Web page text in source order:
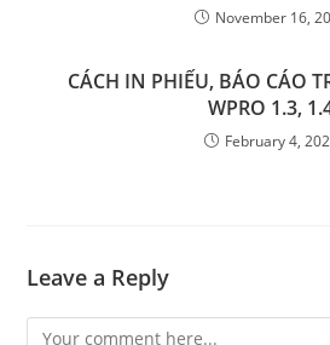
November 16,
CÁCH IN PHIẾU, BÁO CÁO
WPRO 1.3,
February 4,
Leave a Reply
Comment